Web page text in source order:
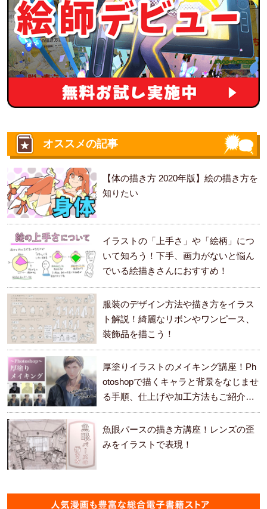
オススメの記事
【体の描き方 2020年版】絵の描き方を
知りたい
イラストの「上手さ」や「絵柄」につ
いて知ろう！下手、画力がないと悩ん
でいる絵描きさんにおすすめ！
服装のデザイン方法や描き方をイラス
ト解説！綺麗なリボンやワンピース、
装飾品を描こう！
厚塗りイラストのメイキング講座！Ph
otoshopで描くキャラと背景をなじませ
る手順、仕上げや加工方法もご紹介し
ます。
魚眼パースの描き方講座！レンズの歪
みをイラストで表現！